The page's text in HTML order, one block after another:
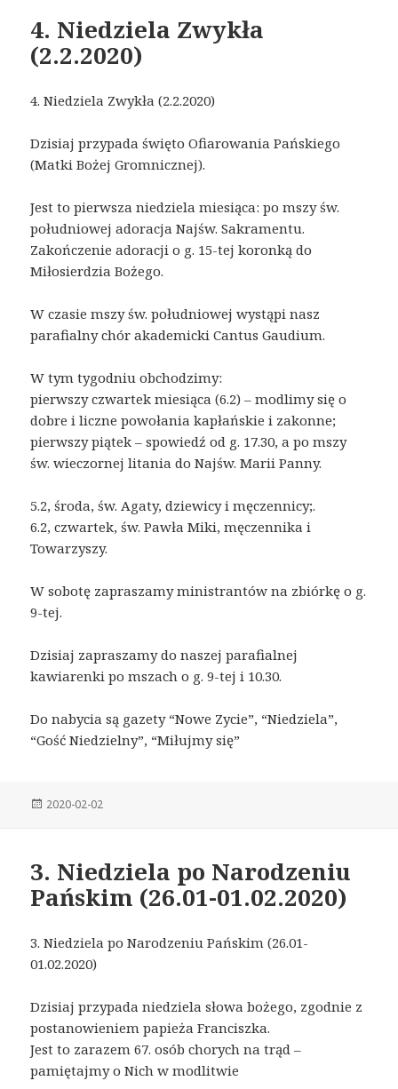
4. Niedziela Zwykła
(2.2.2020)
4. Niedziela Zwykła (2.2.2020)
Dzisiaj przypada święto Ofiarowania Pańskiego
(Matki Bożej Gromnicznej).
Jest to pierwsza niedziela miesiąca: po mszy św.
południowej adoracja Najśw. Sakramentu.
Zakończenie adoracji o g. 15-tej koronką do
Miłosierdzia Bożego.
W czasie mszy św. południowej wystąpi nasz
parafialny chór akademicki Cantus Gaudium.
W tym tygodniu obchodzimy:
pierwszy czwartek miesiąca (6.2) – modlimy się o
dobre i liczne powołania kapłańskie i zakonne;
pierwszy piątek – spowiedź od g. 17.30, a po mszy
św. wieczornej litania do Najśw. Marii Panny.
5.2, środa, św. Agaty, dziewicy i męczennicy;.
6.2, czwartek, św. Pawła Miki, męczennika i
Towarzyszy.
W sobotę zapraszamy ministrantów na zbiórkę o g.
9-tej.
Dzisiaj zapraszamy do naszej parafialnej
kawiarenki po mszach o g. 9-tej i 10.30.
Do nabycia są gazety “Nowe Zycie”, “Niedziela”,
“Gość Niedzielny”, “Miłujmy się”
Posted
2020-02-02
3. Niedziela po Narodzeniu
Pańskim (26.01-01.02.2020)
3. Niedziela po Narodzeniu Pańskim (26.01-
01.02.2020)
Dzisiaj przypada niedziela słowa bożego, zgodnie z
postanowieniem papieża Franciszka.
Jest to zarazem 67. osób chorych na trąd –
pamiętajmy o Nich w modlitwie